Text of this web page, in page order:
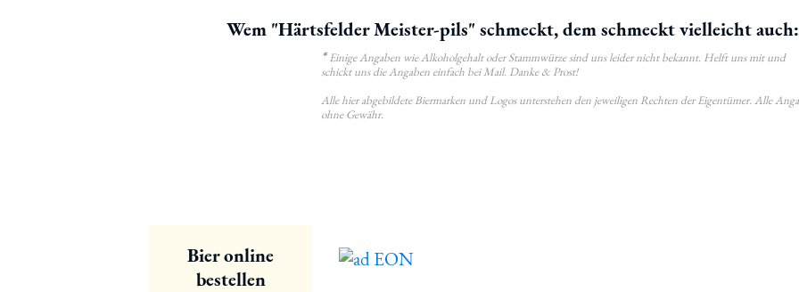
Wem "Härtsfelder Meister-pils" schmeckt, dem schmeckt vielleicht auch:
*Einige Angaben wie Alkoholgehalt oder Stammwürze sind uns leider nicht bekannt. Helft uns mit und
schickt uns die Angaben einfach bei Mail. Danke & Prost!
Alle hier abgebildete Biermarken und Logos unterstehen den jeweiligen Rechten der Eigentümer. Alle
ohne Gewähr.
Bier online
bestellen